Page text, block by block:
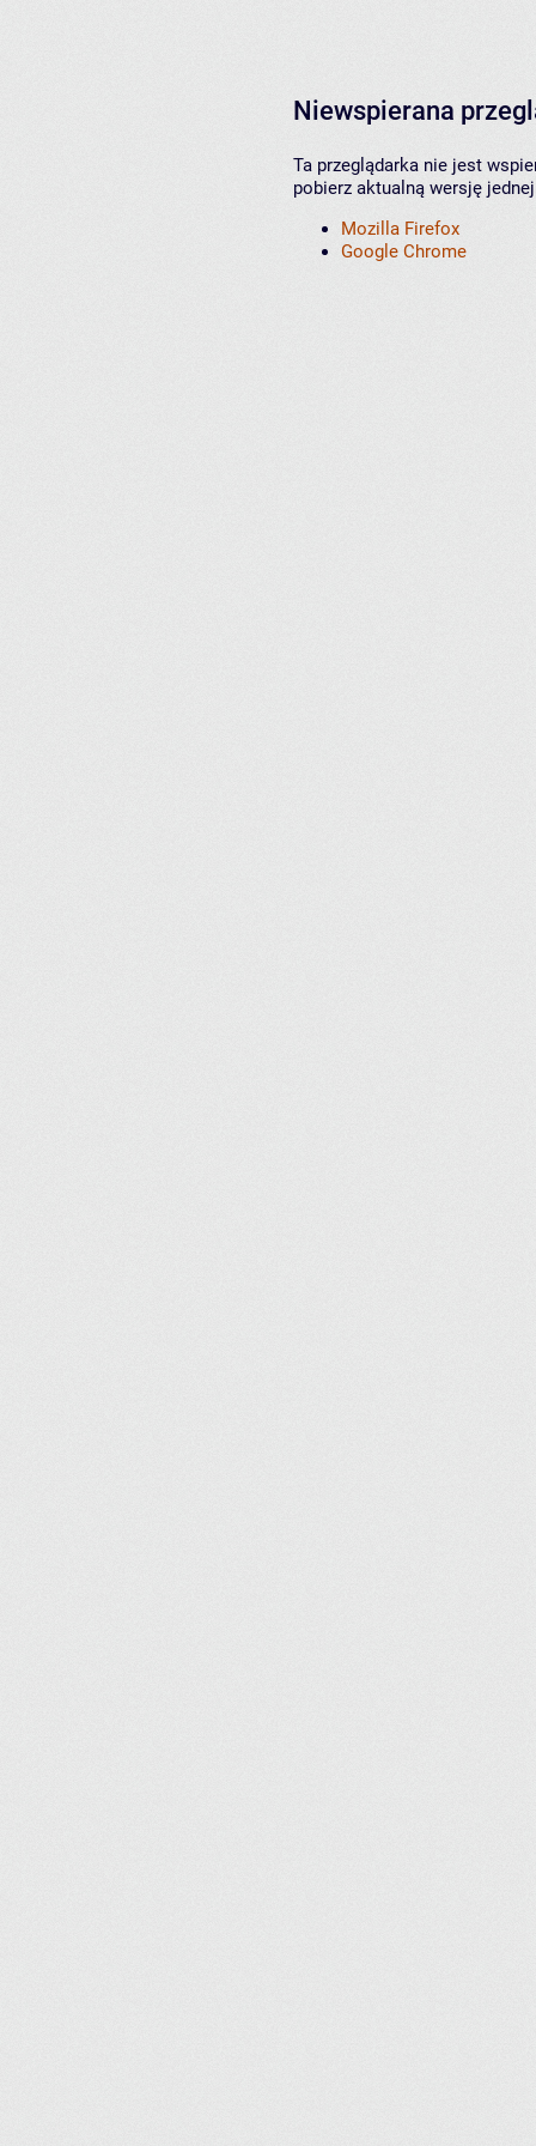
Niewspierana
Ta przeglądarka nie jest
pobierz aktualną wersję
Mozilla Firefox
Google Chrome